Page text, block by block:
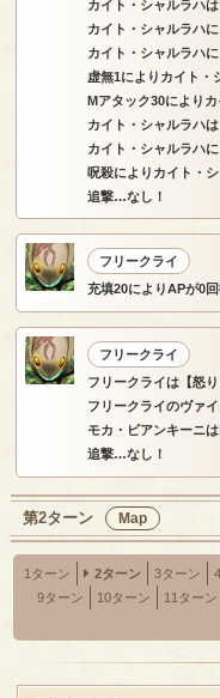
カイト・シャルラハ
カイト・シャルラハ
カイト・シャルラハ
虚無1によりカイト・
Mアタック30により
カイト・シャルラハ
カイト・シャルラハ
呪殺によりカイト・
追撃…なし！
フリークライ
充填20によりAPが0回
フリークライ
フリークライは【怒
フリークライのヴァ
モカ・ビアンキーニは
追撃…なし！
第2ターン Map
1ターン 2ターン 3ターン
9ターン
10ターン 11ターン